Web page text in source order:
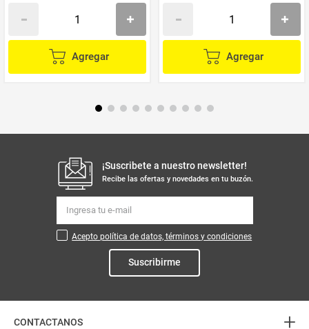
Agregar Agregar
¡Suscribete a nuestro newsletter!
Recibe las ofertas y novedades en tu buzón.
Acepto política de datos, términos y condiciones
Suscribirme
CONTACTANOS +